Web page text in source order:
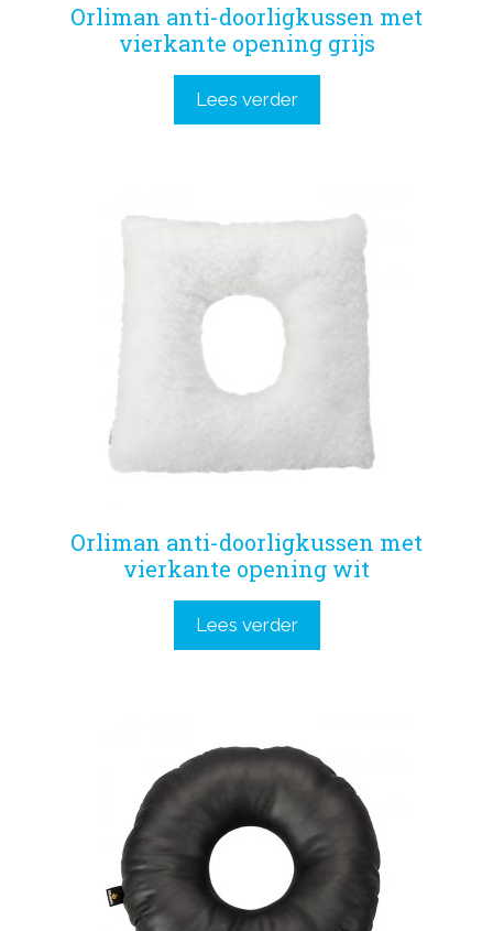
Orliman anti-doorligkussen met
vierkante opening grijs
Lees verder
Orliman anti-doorligkussen met
vierkante opening wit
Lees verder